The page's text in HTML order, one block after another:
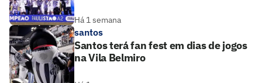
Há 1 semana
santos
Santos terá fan fest em dias de jogos
na Vila Belmiro